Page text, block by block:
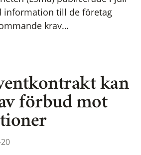
information till de företag
krav…
kan
förbud mot